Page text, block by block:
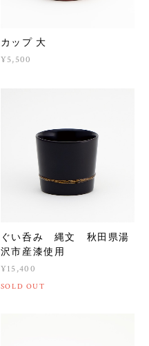
カップ 大
¥5,500
ぐい呑み 縄文 秋田県湯
沢市産漆使用
¥15,400
SOLD OUT